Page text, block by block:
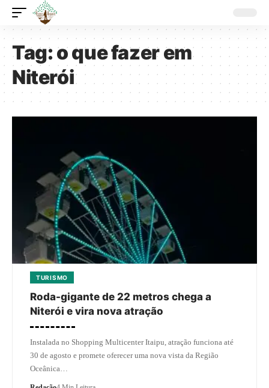
Tag:o que fazer em
Niterói
TURISMO
Roda-gigante de 22 metros chega a
Niterói e vira nova atração
Instalada no Shopping Multicenter Itaipu, atração funciona até
30 de agosto e promete oferecer uma nova vista da Região
Oceânica…